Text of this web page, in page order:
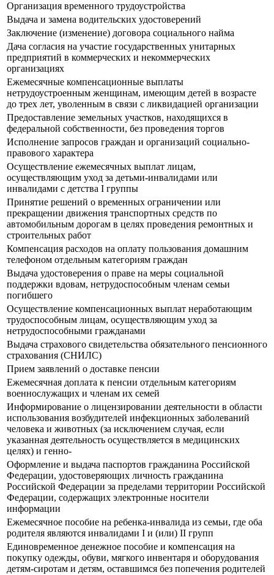
Организация временного трудоустройства
Выдача и замена водительских удостоверений
Заключение (изменение) договора социального найма
Дача согласия на участие государственных унитарных
предприятий в коммерческих и некоммерческих
организациях
Ежемесячные компенсационные выплаты
нетрудоустроенным женщинам, имеющим детей в возрасте
до трех лет, уволенным в связи с ликвидацией организации
Предоставление земельных участков, находящихся в
федеральной собственности, без проведения торгов
Исполнение запросов граждан и организаций социально-
правового характера
Осуществление ежемесячных выплат лицам,
осуществляющим уход за детьми-инвалидами или
инвалидами с детства I группы
Принятие решений о временных ограничении или
прекращении движения транспортных средств по
автомобильным дорогам в целях проведения ремонтных и
строительных работ
Компенсация расходов на оплату пользования домашним
телефоном отдельным категориям граждан
Выдача удостоверения о праве на меры социальной
поддержки вдовам, нетрудоспособным членам семьи
погибшего
Осуществление компенсационных выплат неработающим
трудоспособным лицам, осуществляющим уход за
нетрудоспособными гражданами
Выдача страхового свидетельства обязательного пенсионного
страхования (СНИЛС)
Прием заявлений о доставке пенсии
Ежемесячная доплата к пенсии отдельным категориям
военнослужащих и членам их семей
Информирование о лицензировании деятельности в области
использования возбудителей инфекционных заболеваний
человека и животных (за исключением случая, если
указанная деятельность осуществляется в медицинских
целях) и генно-
Оформление и выдача паспортов гражданина Российской
Федерации, удостоверяющих личность гражданина
Российской Федерации за пределами территории Российской
Федерации, содержащих электронные носители
информации
Ежемесячное пособие на ребенка-инвалида из семьи, где оба
родителя являются инвалидами I и (или) II групп
Единовременное денежное пособие и компенсация на
покупку одежды, обуви, мягкого инвентаря и оборудования
детям-сиротам и детям, оставшимся без попечения родителей